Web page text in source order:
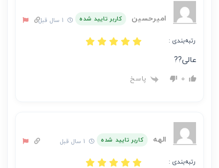
نویسنده
امیرحسین کاربر تایید شده
رتبه‌بندی :
عالی??
0 پاسخ
الهه کاربر تایید شده
رتبه‌بندی :